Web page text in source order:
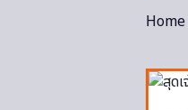
Home